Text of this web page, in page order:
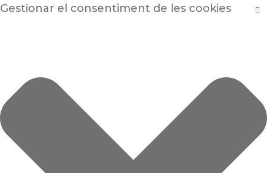
Gestionar el consentiment de les cookies